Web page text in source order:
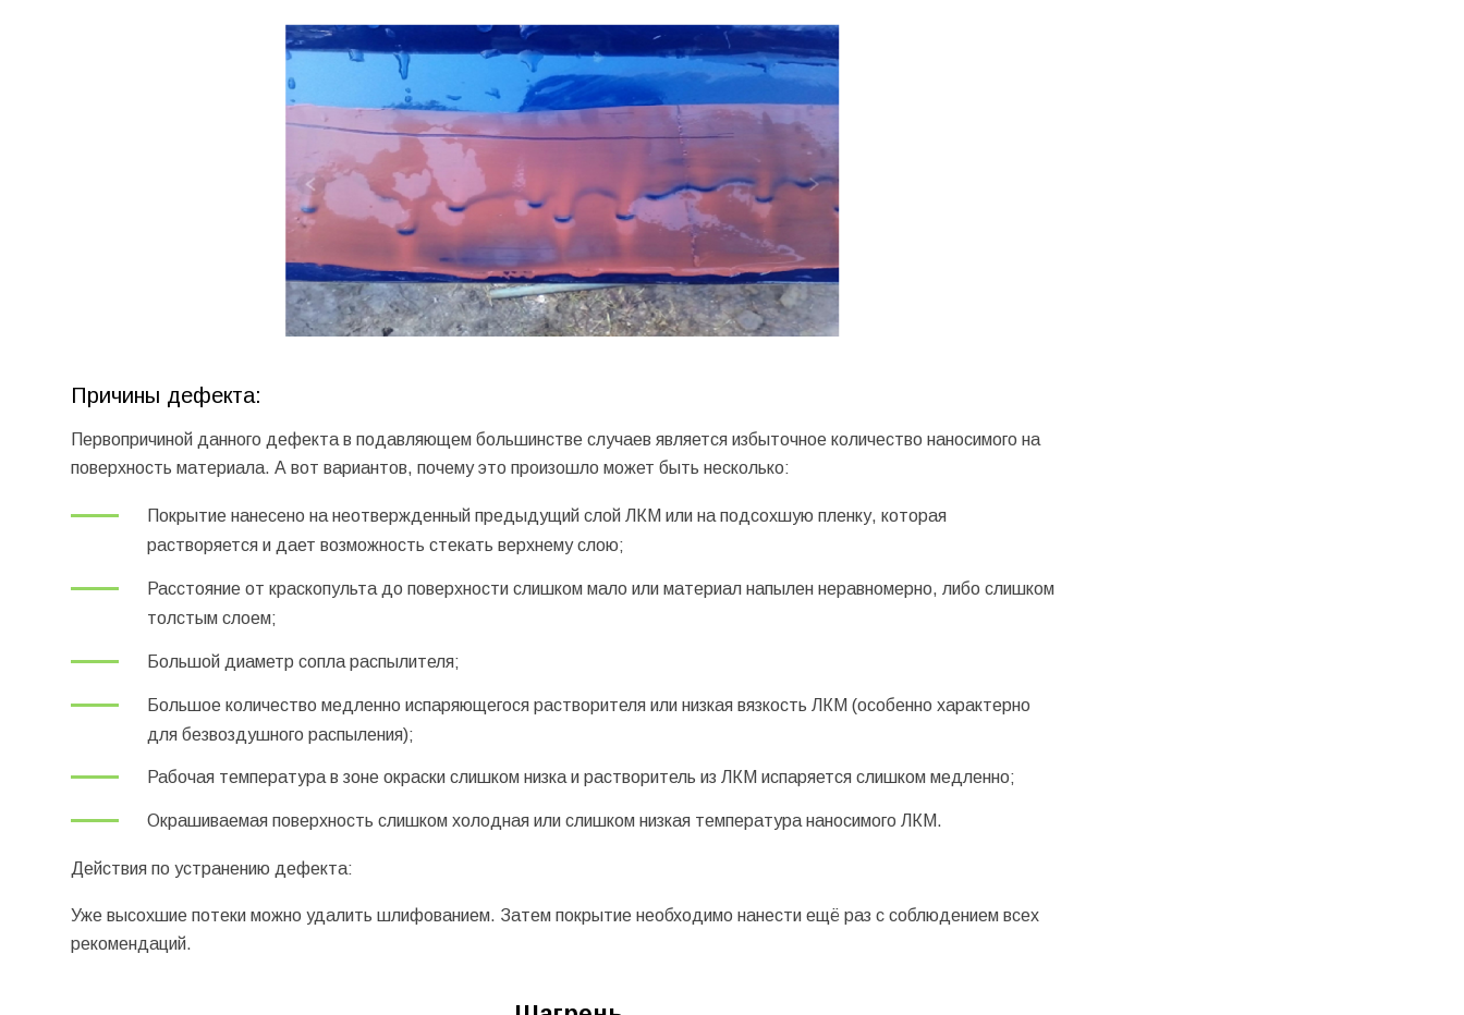
Причины дефекта:
Первопричиной данного дефекта в подавляющем большинстве случаев является избыточное количество наносимого на
поверхность материала. А вот вариантов, почему это произошло может быть несколько:
Покрытие нанесено на неотвержденный предыдущий слой ЛКМ или на подсохшую пленку, которая
растворяется и дает возможность стекать верхнему слою;
Расстояние от краскопульта до поверхности слишком мало или материал напылен неравномерно, либо слишком
толстым слоем;
Большой диаметр сопла распылителя;
Большое количество медленно испаряющегося растворителя или низкая вязкость ЛКМ (особенно характерно
для безвоздушного распыления);
Рабочая температура в зоне окраски слишком низка и растворитель из ЛКМ испаряется слишком медленно;
Окрашиваемая поверхность слишком холодная или слишком низкая температура наносимого ЛКМ.
Действия по устранению дефекта:
Уже высохшие потеки можно удалить шлифованием. Затем покрытие необходимо нанести ещё раз с соблюдением всех
рекомендаций.